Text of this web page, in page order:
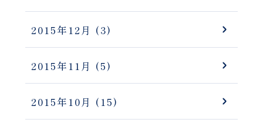
2015年12月 (3)
2015年11月 (5)
2015年10月 (15)